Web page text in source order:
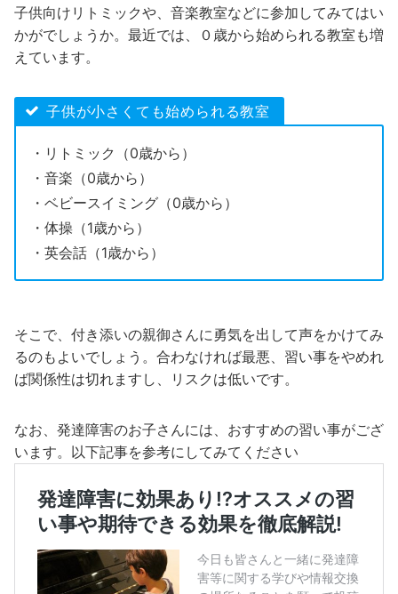
子供向けリトミックや、音楽教室などに参加してみてはい
かがでしょうか。最近では、０歳から始められる教室も増
えています。
子供が小さくても始められる教室
・リトミック（0歳から）
・音楽（0歳から）
・ベビースイミング（0歳から）
・体操（1歳から）
・英会話（1歳から）
そこで、付き添いの親御さんに勇気を出して声をかけてみ
るのもよいでしょう。合わなければ最悪、習い事をやめれ
ば関係性は切れますし、リスクは低いです。
なお、発達障害のお子さんには、おすすめの習い事がござ
います。以下記事を参考にしてみてください